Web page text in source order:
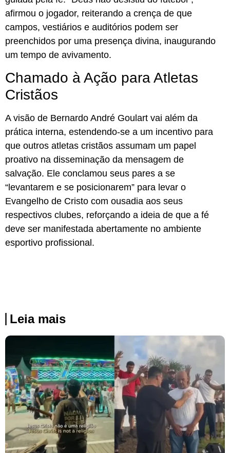
afirmou o jogador, reiterando a crença de que
campos, vestiários e auditórios podem ser
preenchidos por uma presença divina, inaugurando
um tempo de avivamento.
Chamado à Ação para Atletas
Cristãos
A visão de Bernardo André Goulart vai além da
prática interna, estendendo-se a um incentivo para
que outros atletas cristãos assumam um papel
proativo na disseminação da mensagem de
salvação. Ele conclamou seus pares a se
“levantarem e se posicionarem” para levar o
Evangelho de Cristo com ousadia aos seus
respectivos clubes, reforçando a ideia de que a fé
deve ser manifestada abertamente no ambiente
esportivo profissional.
Leia mais